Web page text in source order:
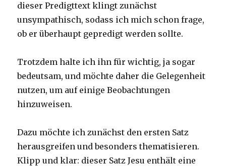
dieser Predigttext klingt zunächst
unsympathisch, sodass ich mich schon frage,
ob er überhaupt gepredigt werden sollte.
Trotzdem halte ich ihn für wichtig, ja sogar
bedeutsam, und möchte daher die Gelegenheit
nutzen, um auf einige Beobachtungen
hinzuweisen.
Dazu möchte ich zunächst den ersten Satz
herausgreifen und besonders thematisieren.
Klipp und klar: dieser Satz Jesu enthält eine